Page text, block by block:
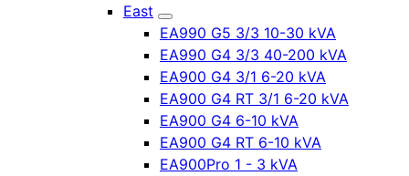
East
EA990 G5 3/3 10-30 kVA
EA990 G4 3/3 40-200 kVA
EA900 G4 3/1 6-20 kVA
EA900 G4 RT 3/1 6-20 kVA
EA900 G4 6-10 kVA
EA900 G4 RT 6-10 kVA
EA900Pro 1 - 3 kVA